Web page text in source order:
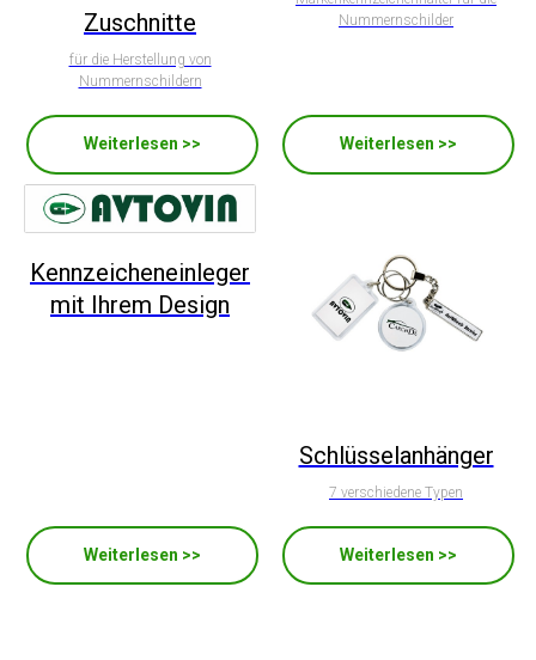
Zuschnitte
für die Herstellung von
Nummernschildern
Weiterlesen >>
Nummernschilder
Weiterlesen >>
Kennzeicheneinleger
mit Ihrem Design
Weiterlesen >>
Schlüsselanhänger
7 verschiedene Typen
Weiterlesen >>